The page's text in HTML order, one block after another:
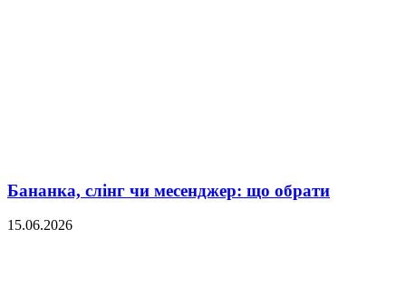
Бананка, слінг чи месенджер: що обрати
15.06.2026